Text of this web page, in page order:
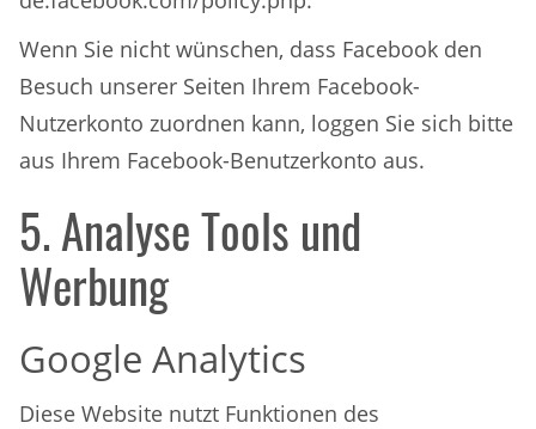
Wenn Sie nicht wünschen, dass Facebook den
Besuch unserer Seiten Ihrem Facebook-
Nutzerkonto zuordnen kann, loggen Sie sich bitte
aus Ihrem Facebook-Benutzerkonto aus.
5. Analyse Tools und
Werbung
Google Analytics
Diese Website nutzt Funktionen des